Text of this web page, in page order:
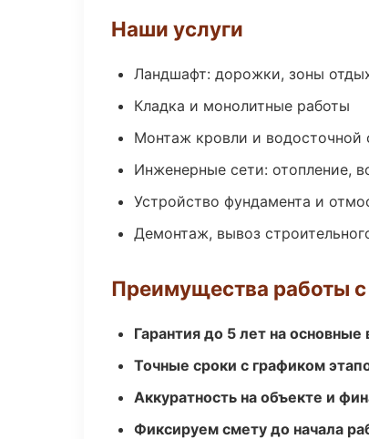
Наши услуги
Ландшафт: дорожки, зоны
Кладка и монолитные работы
Монтаж кровли и водосточной
Инженерные сети: отопление,
Устройство фундамента и
Демонтаж, вывоз
Преимущества работы
Гарантия до 5 лет на
Точные сроки с графиком
Аккуратность на объекте и
Фиксируем смету до начала